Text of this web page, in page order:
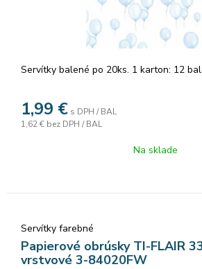
Servítky balené po 20ks. 1 karton: 12
1,99 € s DPH / BAL
1,62 € bez DPH / BAL
Na sklade
Servítky farebné
Papierové obrúsky TI-FLAIR
vrstvové 3-84020FW